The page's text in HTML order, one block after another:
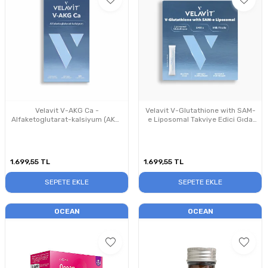
Velavit V-AKG Ca -
Alfaketoglutarat-kalsiyum (AKG)
1.699,55 TL
SEPETE EKLE
Velavit V-Glutathione with SAM-
e Liposomal Takviye Edici Gıda
1.699,55 TL
SEPETE EKLE
OCEAN OCEAN